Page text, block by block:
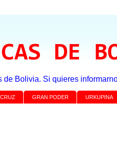
DE
Bolivia. Si quieres
GRAN PODER URKUPINA